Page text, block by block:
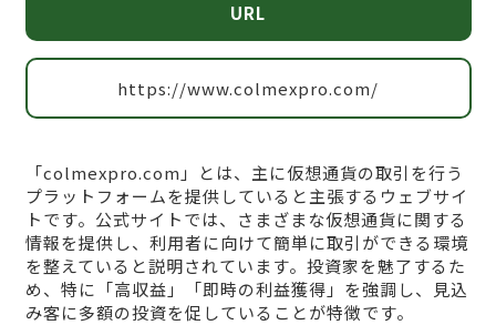
URL
https://www.colmexpro.com/
「colmexpro.com」とは、主に仮想通貨の取引を行う
プラットフォームを提供していると主張するウェブサイ
トです。公式サイトでは、さまざまな仮想通貨に関する
情報を提供し、利用者に向けて簡単に取引ができる環境
を整えていると説明されています。投資家を魅了するた
め、特に「高収益」「即時の利益獲得」を強調し、見込
み客に多額の投資を促していることが特徴です。